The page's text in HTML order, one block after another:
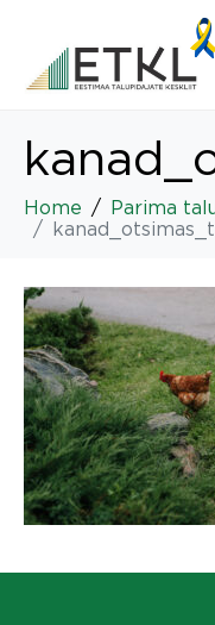
Home
Parima